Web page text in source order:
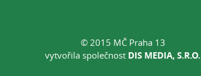
© 2015 MČ Praha 13
vytvořila společnost DIS MEDIA, S.R.O.